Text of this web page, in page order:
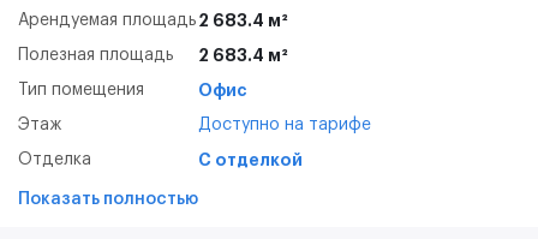
Арендуемая площадь 2 683.4 м²
Полезная площадь 2 683.4 м²
Тип помещения Офис
Этаж Доступно на тарифе
Отделка С отделкой
Показать полностью